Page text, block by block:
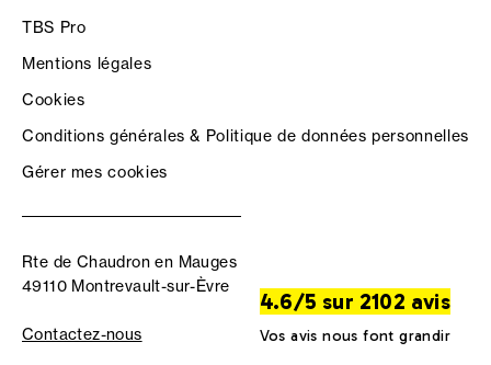
TBS Pro
Mentions légales
Cookies
Conditions générales & Politique de données personnelles
Gérer mes cookies
Rte de Chaudron en Mauges
49110 Montrevault-sur-Èvre
Contactez-nous
4.6/5 sur 2102 avis
Vos avis nous font grandir